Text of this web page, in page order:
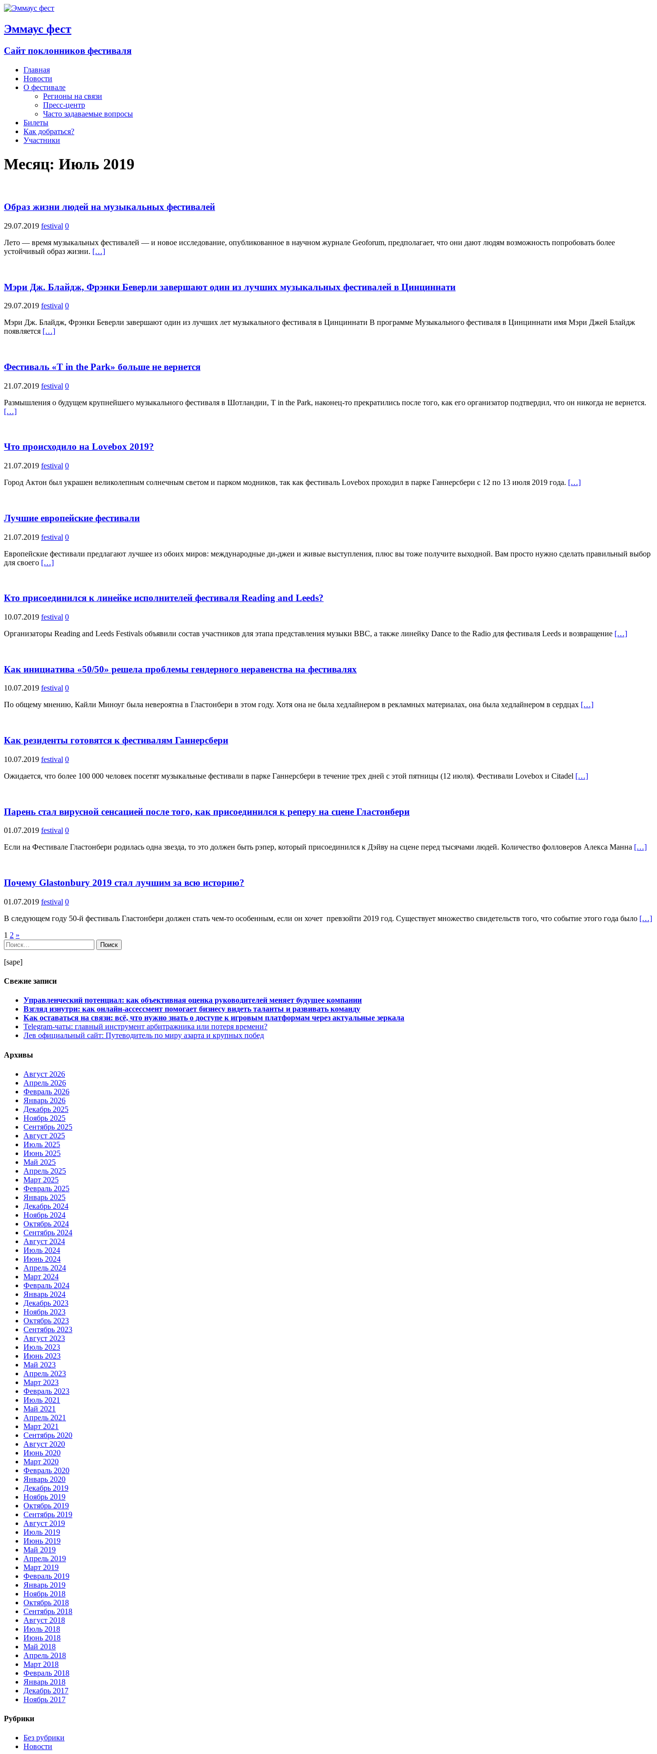
Эммаус фест
Сайт поклонников фестиваля
Главная
Новости
О фестивале
Регионы на связи
Пресс-центр
Часто задаваемые вопросы
Билеты
Как добраться?
Участники
Месяц: Июль 2019
Образ жизни людей на музыкальных фестивалей
29.07.2019 festival 0
Лето — время музыкальных фестивалей — и новое исследование, опубликованное в научном журнале Geoforum, предполагает, что они дают людям возможность попробовать более
устойчивый образ жизни. […]
Мэри Дж. Блайдж, Фрэнки Беверли завершают один из лучших музыкальных фестивалей в Цинциннати
29.07.2019 festival 0
Мэри Дж. Блайдж, Фрэнки Беверли завершают один из лучших лет музыкального фестиваля в Цинциннати В программе Музыкального фестиваля в Цинциннати имя Мэри Джей Блайдж
появляется […]
Фестиваль «T in the Park» больше не вернется
21.07.2019 festival 0
Размышления о будущем крупнейшего музыкального фестиваля в Шотландии, T in the Park, наконец-то прекратились после того, как его организатор подтвердил, что он никогда не вернется.
[…]
Что происходило на Lovebox 2019?
21.07.2019 festival 0
Город Актон был украшен великолепным солнечным светом и парком модников, так как фестиваль Lovebox проходил в парке Ганнерсбери с 12 по 13 июля 2019 года. […]
Лучшие европейские фестивали
21.07.2019 festival 0
Европейские фестивали предлагают лучшее из обоих миров: международные ди-джеи и живые выступления, плюс вы тоже получите выходной. Вам просто нужно сделать правильный выбор
для своего […]
Кто присоединился к линейке исполнителей фестиваля Reading and Leeds?
10.07.2019 festival 0
Организаторы Reading and Leeds Festivals объявили состав участников для этапа представления музыки BBC, а также линейку Dance to the Radio для фестиваля Leeds и возвращение […]
Как инициатива «50/50» решела проблемы гендерного неравенства на фестивалях
10.07.2019 festival 0
По общему мнению, Кайли Миноуг была невероятна в Гластонбери в этом году. Хотя она не была хедлайнером в рекламных материалах, она была хедлайнером в сердцах […]
Как резиденты готовятся к фестивалям Ганнерсбери
10.07.2019 festival 0
Ожидается, что более 100 000 человек посетят музыкальные фестивали в парке Ганнерсбери в течение трех дней с этой пятницы (12 июля). Фестивали Lovebox и Citadel […]
Парень стал вирусной сенсацией после того, как присоединился к реперу на сцене Гластонбери
01.07.2019 festival 0
Если на Фестивале Гластонбери родилась одна звезда, то это должен быть рэпер, который присоединился к Дэйву на сцене перед тысячами людей. Количество фолловеров Алекса Манна […]
Почему Glastonbury 2019 стал лучшим за всю историю?
01.07.2019 festival 0
В следующем году 50-й фестиваль Гластонбери должен стать чем-то особенным, если он хочет превзойти 2019 год. Существует множество свидетельств того, что событие этого года было […]
Навигация
по
записям
1 2 »
Найти:
[sape]
Свежие записи
Управленческий потенциал: как объективная оценка руководителей меняет будущее компании
Взгляд изнутри: как онлайн-ассессмент помогает бизнесу видеть таланты и развивать команду
Как оставаться на связи: всё, что нужно знать о доступе к игровым платформам через актуальные зеркала
Telegram-чаты: главный инструмент арбитражника или потеря времени?
Лев официальный сайт: Путеводитель по миру азарта и крупных побед
Архивы
Август 2026
Апрель 2026
Февраль 2026
Январь 2026
Декабрь 2025
Ноябрь 2025
Сентябрь 2025
Август 2025
Июль 2025
Июнь 2025
Май 2025
Апрель 2025
Март 2025
Февраль 2025
Январь 2025
Декабрь 2024
Ноябрь 2024
Октябрь 2024
Сентябрь 2024
Август 2024
Июль 2024
Июнь 2024
Апрель 2024
Март 2024
Февраль 2024
Январь 2024
Декабрь 2023
Ноябрь 2023
Октябрь 2023
Сентябрь 2023
Август 2023
Июль 2023
Июнь 2023
Май 2023
Апрель 2023
Март 2023
Февраль 2023
Июль 2021
Май 2021
Апрель 2021
Март 2021
Сентябрь 2020
Август 2020
Июнь 2020
Март 2020
Февраль 2020
Январь 2020
Декабрь 2019
Ноябрь 2019
Октябрь 2019
Сентябрь 2019
Август 2019
Июль 2019
Июнь 2019
Май 2019
Апрель 2019
Март 2019
Февраль 2019
Январь 2019
Ноябрь 2018
Октябрь 2018
Сентябрь 2018
Август 2018
Июль 2018
Июнь 2018
Май 2018
Апрель 2018
Март 2018
Февраль 2018
Январь 2018
Декабрь 2017
Ноябрь 2017
Рубрики
Без рубрики
Новости